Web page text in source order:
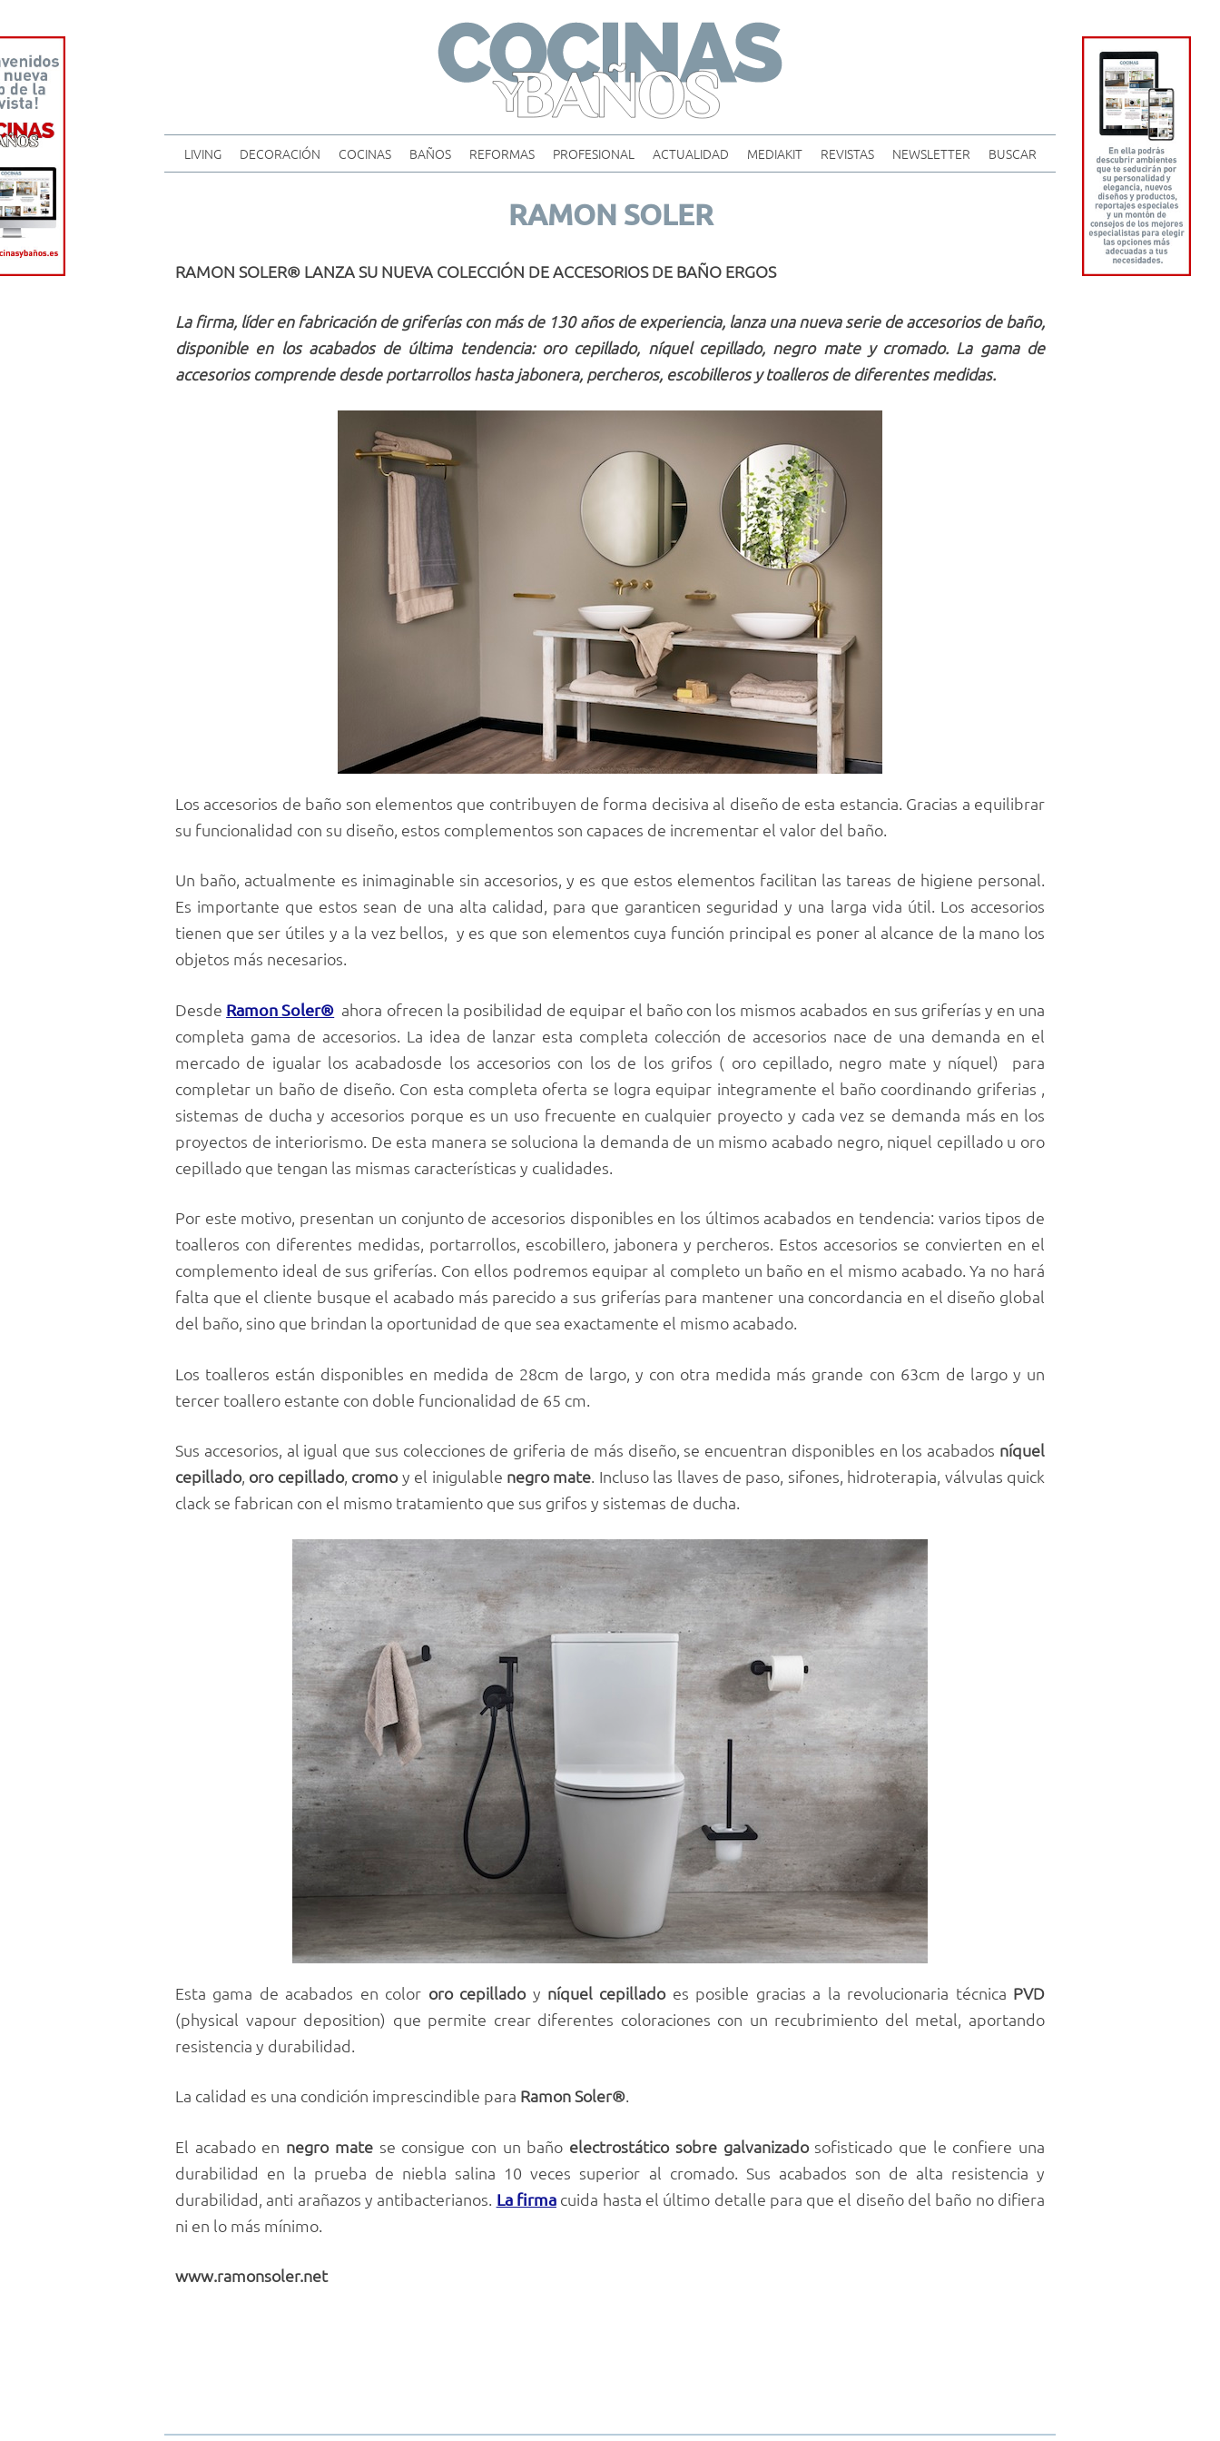
content
LIVING DECORACIÓN COCINAS BAÑOS REFORMAS PROFESIONAL ACTUALIDAD MEDIAKIT REVISTAS NEWSLETTER BUSCAR
RAMON SOLER
RAMON SOLER® LANZA SU NUEVA COLECCIÓN DE ACCESORIOS DE BAÑO ERGOS
La firma, líder en fabricación de griferías con más de 130 años de experiencia, lanza una nueva serie de accesorios de baño,
disponible en los acabados de última tendencia: oro cepillado, níquel cepillado, negro mate y cromado. La gama de
accesorios comprende desde portarrollos hasta jabonera, percheros, escobilleros y toalleros de diferentes medidas.
Los accesorios de baño son elementos que contribuyen de forma decisiva al diseño de esta estancia. Gracias a equilibrar
su funcionalidad con su diseño, estos complementos son capaces de incrementar el valor del baño.
Un baño, actualmente es inimaginable sin accesorios, y es que estos elementos facilitan las tareas de higiene personal.
Es importante que estos sean de una alta calidad, para que garanticen seguridad y una larga vida útil. Los accesorios
tienen que ser útiles y a la vez bellos, y es que son elementos cuya función principal es poner al alcance de la mano los
objetos más necesarios.
Desde Ramon Soler® ahora ofrecen la posibilidad de equipar el baño con los mismos acabados en sus griferías y en una
completa gama de accesorios. La idea de lanzar esta completa colección de accesorios nace de una demanda en el
mercado de igualar los acabadosde los accesorios con los de los grifos ( oro cepillado, negro mate y níquel) para
completar un baño de diseño. Con esta completa oferta se logra equipar integramente el baño coordinando griferias ,
sistemas de ducha y accesorios porque es un uso frecuente en cualquier proyecto y cada vez se demanda más en los
proyectos de interiorismo. De esta manera se soluciona la demanda de un mismo acabado negro, niquel cepillado u oro
cepillado que tengan las mismas características y cualidades.
Por este motivo, presentan un conjunto de accesorios disponibles en los últimos acabados en tendencia: varios tipos de
toalleros con diferentes medidas, portarrollos, escobillero, jabonera y percheros. Estos accesorios se convierten en el
complemento ideal de sus griferías. Con ellos podremos equipar al completo un baño en el mismo acabado. Ya no hará
falta que el cliente busque el acabado más parecido a sus griferías para mantener una concordancia en el diseño global
del baño, sino que brindan la oportunidad de que sea exactamente el mismo acabado.
Los toalleros están disponibles en medida de 28cm de largo, y con otra medida más grande con 63cm de largo y un
tercer toallero estante con doble funcionalidad de 65 cm.
Sus accesorios, al igual que sus colecciones de griferia de más diseño, se encuentran disponibles en los acabados níquel
cepillado, oro cepillado, cromoy el inigulable negro mate. Incluso las llaves de paso, sifones, hidroterapia, válvulas quick
clack se fabrican con el mismo tratamiento que sus grifos y sistemas de ducha.
Esta gama de acabados en color oro cepilladoy níquel cepilladoes posible gracias a la revolucionaria técnica PVD
(physical vapour deposition) que permite crear diferentes coloraciones con un recubrimiento del metal, aportando
resistencia y durabilidad.
La calidad es una condición imprescindible para Ramon Soler®.
El acabado en negro matese consigue con un baño electrostático sobre galvanizado sofisticado que le confiere una
durabilidad en la prueba de niebla salina 10 veces superior al cromado. Sus acabados son de alta resistencia y
durabilidad, anti arañazos y antibacterianos. La firmacuida hasta el último detalle para que el diseño del baño no difiera
ni en lo más mínimo.
www.ramonsoler.net